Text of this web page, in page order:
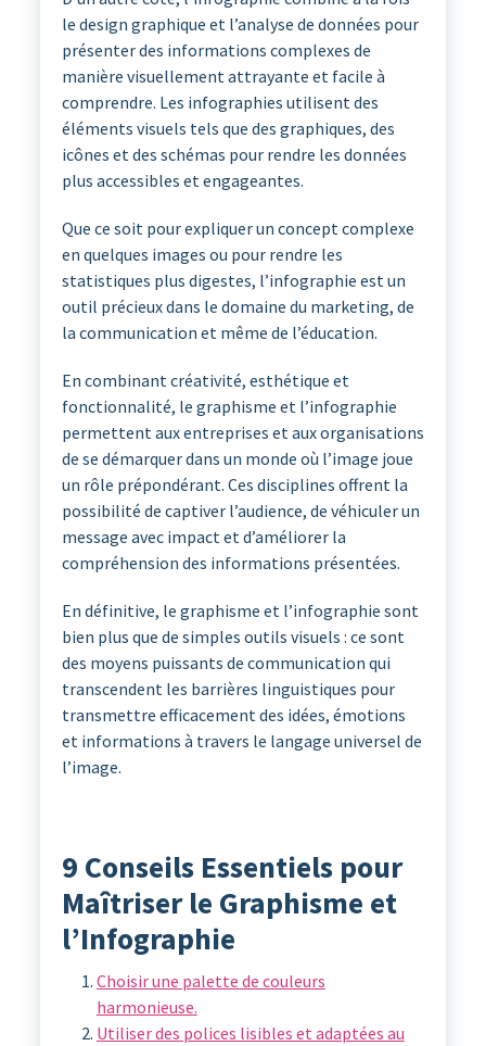
le design graphique et l’analyse de données pour
présenter des informations complexes de
manière visuellement attrayante et facile à
comprendre. Les infographies utilisent des
éléments visuels tels que des graphiques, des
icônes et des schémas pour rendre les données
plus accessibles et engageantes.
Que ce soit pour expliquer un concept complexe
en quelques images ou pour rendre les
statistiques plus digestes, l’infographie est un
outil précieux dans le domaine du marketing, de
la communication et même de l’éducation.
En combinant créativité, esthétique et
fonctionnalité, le graphisme et l’infographie
permettent aux entreprises et aux organisations
de se démarquer dans un monde où l’image joue
un rôle prépondérant. Ces disciplines offrent la
possibilité de captiver l’audience, de véhiculer un
message avec impact et d’améliorer la
compréhension des informations présentées.
En définitive, le graphisme et l’infographie sont
bien plus que de simples outils visuels : ce sont
des moyens puissants de communication qui
transcendent les barrières linguistiques pour
transmettre efficacement des idées, émotions
et informations à travers le langage universel de
l’image.
9 Conseils Essentiels pour
Maîtriser le Graphisme et
l’Infographie
Choisir une palette de couleurs
harmonieuse.
Utiliser des polices lisibles et adaptées au